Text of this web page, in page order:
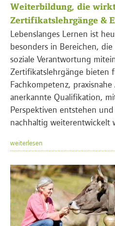
Weiterbildung, die wirkt
Zertifikatslehrgänge &
Lebenslanges Lernen ist
besonders in Bereichen,
soziale Verantwortung
Zertifikatslehrgänge bieten
Fachkompetenz,
anerkannte Qualifikation,
Perspektiven entstehen
nachhaltig weiterentwickelt
weiterlesen